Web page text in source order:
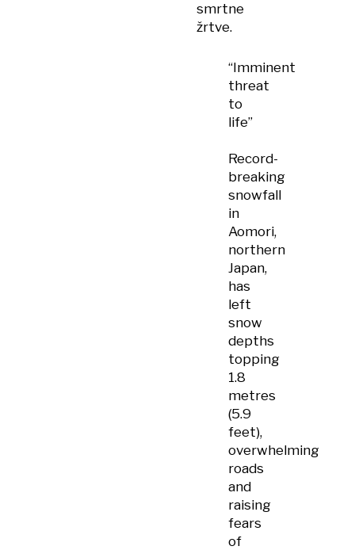
smrtne
žrtve.
“Imminent
threat
to
life”
Record-
breaking
snowfall
in
Aomori,
northern
Japan,
has
left
snow
depths
topping
1.8
metres
(5.9
feet),
overwhelming
roads
and
raising
fears
of